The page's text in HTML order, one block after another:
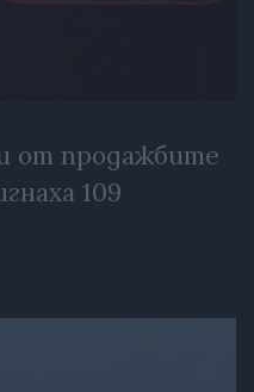
от продажбите
109